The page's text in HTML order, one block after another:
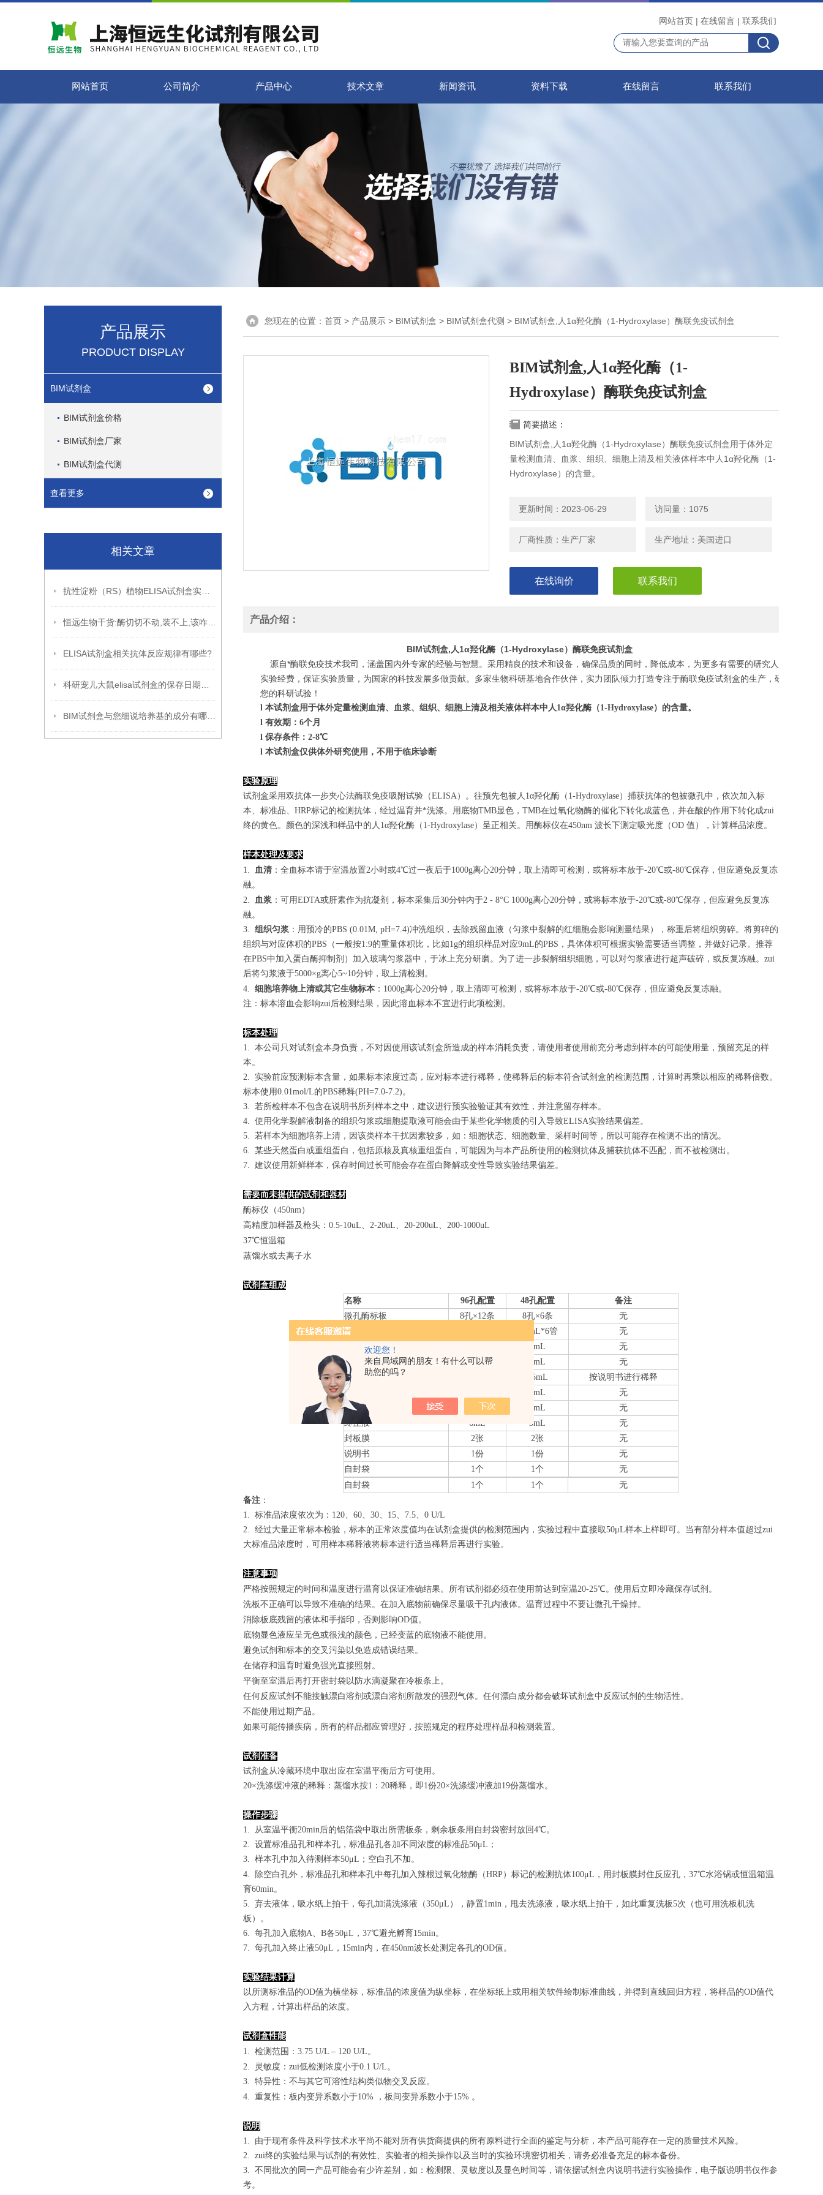
欢迎您！
来自局域网的朋友！有什么可以帮
助您的吗？
网站首页 | 在线留言 | 联系我们
网站首页 公司简介 产品中心 技术文章 新闻资讯 资料下载 在线留言 联系我们
产品展示
PRODUCT DISPLAY
BIM试剂盒
BIM试剂盒价格
BIM试剂盒厂家
BIM试剂盒代测
查看更多
相关文章
ELISA试剂盒相关抗体反应规律有哪些?
您现在的位置： 首页 > 产品展示 > BIM试剂盒 > BIM试剂盒代测 > BIM试剂盒,人1α羟化酶（1-Hydroxylase）酶联免疫试剂盒
BIM试剂盒,人1α羟化酶（1-
Hydroxylase）酶联免疫试剂盒
简要描述：
BIM试剂盒,人1α羟化酶（1-Hydroxylase）酶联免疫试剂盒用于体外定
量检测血清、血浆、组织、细胞上清及相关液体样本中人1α羟化酶（1-
Hydroxylase）的含量。
更新时间：2023-06-29 访问量：1075
厂商性质：生产厂家 生产地址：美国进口
在线询价 联系我们
产品介绍：
BIM试剂盒,人1α羟化酶（1-Hydroxylase）酶联免疫试剂盒
源自*酶联免疫技术我司，涵盖国内外专家的经验与智慧。采用精良的技术和设备，确保品质的同时，降低成本，为更多有需要的研究人员，节省
实验经费，保证实验质量，为国家的科技发展多做贡献。多家生物科研基地合作伙伴，实力团队倾力打造专注于酶联免疫试剂盒的生产，研发，助力
您的科研试验！
l 本试剂盒用于体外定量检测血清、血浆、组织、细胞上清及相关液体样本中 人1α羟化酶 （1-Hydroxylase）的含量。
l 有效期：6个月
l 保存条件： 2-8℃
l 本试剂盒仅供体外研究使用，不用于临床诊断
实验原理
试剂盒采用双抗体一步夹心法酶联免疫吸附试验（ELISA）。往预先包被人1α羟化酶（1-Hydroxylase）捕获抗体的包被微孔中，依次加入标
本、标准品、HRP标记的检测抗体，经过温育并*洗涤。用底物TMB显色，TMB在过氧化物酶的催化下转化成蓝色，并在酸的作用下转化成zui
终的黄色。颜色的深浅和样品中的人1α羟化酶（1-Hydroxylase）呈正相关。用酶标仪在450nm 波长下测定吸光度（OD 值），计算样品浓度。
样本处理及要求
1. 血清 ：全血标本请于室温放置2小时或4℃过一夜后于1000g离心20分钟，取上清即可检测，或将标本放于-20℃或-80℃保存，但应避免反复冻
融。
2. 血浆 ：可用EDTA或肝素作为抗凝剂，标本采集后30分钟内于2 - 8°C 1000g离心20分钟，或将标本放于-20℃或-80℃保存，但应避免反复冻
融。
3. 组织匀浆 ：用预冷的PBS (0.01M, pH=7.4)冲洗组织，去除残留血液（匀浆中裂解的红细胞会影响测量结果），称重后将组织剪碎。将剪碎的
组织与对应体积的PBS（一般按1:9的重量体积比，比如1g的组织样品对应9mL的PBS，具体体积可根据实验需要适当调整，并做好记录。推荐
在PBS中加入蛋白酶抑制剂）加入玻璃匀浆器中，于冰上充分研磨。为了进一步裂解组织细胞，可以对匀浆液进行超声破碎，或反复冻融。zui
后将匀浆液于5000×g离心5~10分钟，取上清检测。
4. 细胞培养物上清或其它生物标本 ：1000g离心20分钟，取上清即可检测，或将标本放于-20℃或-80℃保存，但应避免反复冻融。
注：标本溶血会影响zui后检测结果，因此溶血标本不宜进行此项检测。
标本处理
1. 本公司只对试剂盒本身负责，不对因使用该试剂盒所造成的样本消耗负责，请使用者使用前充分考虑到样本的可能使用量，预留充足的样
本。
2. 实验前应预测标本含量，如果标本浓度过高，应对标本进行稀释，使稀释后的标本符合试剂盒的检测范围，计算时再乘以相应的稀释倍数。
标本使用0.01mol/L的PBS稀释(PH=7.0-7.2)。
3. 若所检样本不包含在说明书所列样本之中，建议进行预实验验证其有效性，并注意留存样本。
4. 使用化学裂解液制备的组织匀浆或细胞提取液可能会由于某些化学物质的引入导致ELISA实验结果偏差。
5. 若样本为细胞培养上清，因该类样本干扰因素较多，如：细胞状态、细胞数量、采样时间等，所以可能存在检测不出的情况。
6. 某些天然蛋白或重组蛋白，包括原核及真核重组蛋白，可能因为与本产品所使用的检测抗体及捕获抗体不匹配，而不被检测出。
7. 建议使用新鲜样本，保存时间过长可能会存在蛋白降解或变性导致实验结果偏差。
需要而未提供的试剂和器材
酶标仪（450nm）
高精度加样器及枪头：0.5-10uL、2-20uL、20-200uL、200-1000uL
37℃恒温箱
蒸馏水或去离子水
试剂盒组成
名称
96孔配置 48孔配置
备注
微孔酶标板
8孔×12条 8孔×6条
无
标准品
mL*6管
无
样本稀释液
3mL
无
检测抗体-HRP
10mL 5mL
无
20×洗涤缓冲液
15mL
按说明书进行稀释
底物A
3mL
无
底物B
6mL 3mL
无
终止液
6mL 3mL
无
封板膜
2张 2张
无
说明书
1份 1份
无
自封袋
1个 1个
无
自封袋
1个 1个
无
备注 ：
1. 标准品浓度依次为：120、60、30、15、7.5、0 U/L
2. 经过大量正常标本检验，标本的正常浓度值均在试剂盒提供的检测范围内，实验过程中直接取50μL样本上样即可。当有部分样本值超过zui
大标准品浓度时，可用样本稀释液将标本进行适当稀释后再进行实验。
注意事项
严格按照规定的时间和温度进行温育以保证准确结果。所有试剂都必须在使用前达到室温20-25℃。使用后立即冷藏保存试剂。
洗板不正确可以导致不准确的结果。在加入底物前确保尽量吸干孔内液体。温育过程中不要让微孔干燥掉。
消除板底残留的液体和手指印，否则影响OD值。
底物显色液应呈无色或很浅的颜色，已经变蓝的底物液不能使用。
避免试剂和标本的交叉污染以免造成错误结果。
在储存和温育时避免强光直接照射。
平衡至室温后再打开密封袋以防水滴凝聚在冷板条上。
任何反应试剂不能接触漂白溶剂或漂白溶剂所散发的强烈气体。任何漂白成分都会破坏试剂盒中反应试剂的生物活性。
不能使用过期产品。
如果可能传播疾病，所有的样品都应管理好，按照规定的程序处理样品和检测装置。
试剂准备
试剂盒从冷藏环境中取出应在室温平衡后方可使用。
20×洗涤缓冲液的稀释：蒸馏水按1：20稀释，即1份20×洗涤缓冲液加19份蒸馏水。
操作步骤
1. 从室温平衡20min后的铝箔袋中取出所需板条，剩余板条用自封袋密封放回4℃。
2. 设置标准品孔和样本孔，标准品孔各加不同浓度的标准品50μL；
3. 样本孔中 加 入待测样本50μL；空白孔不加。
4.
除空白孔外，标准品孔和样本孔中每孔加入辣根过氧化物酶（HRP）标记的检测抗体100μL，用封板膜封住反应孔，37℃水浴锅或恒温箱温
育60min。
5. 弃去液体，吸水纸上拍干，每孔加满洗涤液 （350μL ）
，静置1min，甩去洗涤液，吸水纸上拍干，如此重复洗板5次（也可用洗板机洗
板）。
6. 每孔加入底物A、B各50μL，37℃避光孵育15min。
7. 每孔加入终止液50μL，15min内，在450nm波长处测定各孔的OD值。
实验结果计算
以所测标准品的OD值为横坐标， 标准品的浓度值为纵坐标，在坐标纸上或用相关软件绘制 标准曲线 ，并得到 直线回归方程 ， 将样品的OD值代
入方程，计算出样品的浓度。
试剂盒性能
1. 检测范围 ： 3.75 U/L – 120 U/L。
2. 灵敏度：zui低检测浓度小于0.1 U/L。
3. 特异性：不与其它可溶性结构类似物交叉反应。
4. 重复性：板内变异系数小于10% ， 板间变异系数小于15% 。
说明
1. 由于现有条件及科学技术水平尚不能对所有供货商提供的所有原料进行全面的鉴定与分析，本产品可能存在一定的质量技术风险。
2. zui终的实验结果与试剂的有效性、实验者的相关操作以及当时的实验环境密切相关，请务必准备充足的标本备份。
3. 不同批次的同一产品可能会有少许差别，如：检测限、灵敏度以及显色时间等，请依据试剂盒内说明书进行实验操作，电子版说明书仅作参
考。